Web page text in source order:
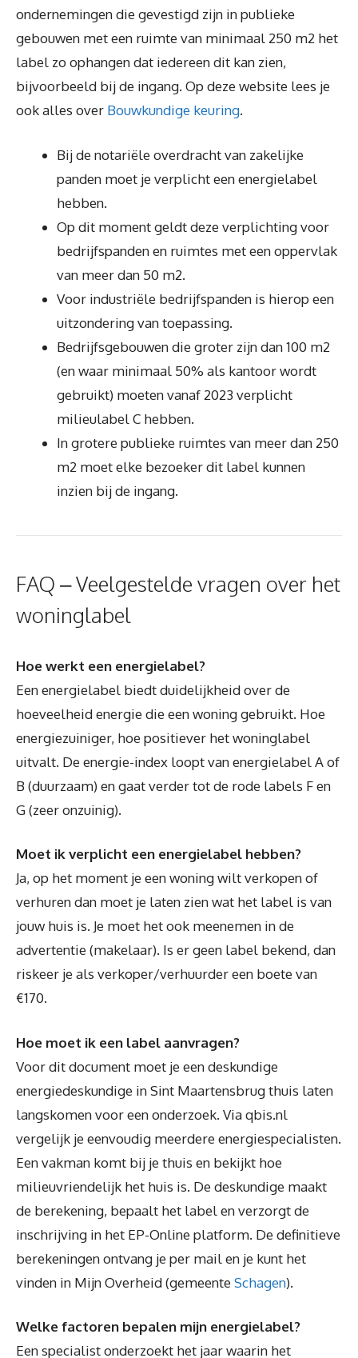
ondernemingen die gevestigd zijn in publieke
gebouwen met een ruimte van minimaal 250 m2 het
label zo ophangen dat iedereen dit kan zien,
bijvoorbeeld bij de ingang. Op deze website lees je
ook alles over Bouwkundige keuring.
Bij de notariële overdracht van zakelijke
panden moet je verplicht een energielabel
hebben.
Op dit moment geldt deze verplichting voor
bedrijfspanden en ruimtes met een oppervlak
van meer dan 50 m2.
Voor industriële bedrijfspanden is hierop een
uitzondering van toepassing.
Bedrijfsgebouwen die groter zijn dan 100 m2
(en waar minimaal 50% als kantoor wordt
gebruikt) moeten vanaf 2023 verplicht
milieulabel C hebben.
In grotere publieke ruimtes van meer dan 250
m2 moet elke bezoeker dit label kunnen
inzien bij de ingang.
FAQ – Veelgestelde vragen over het
woninglabel
Hoe werkt een energielabel?
Een energielabel biedt duidelijkheid over de
hoeveelheid energie die een woning gebruikt. Hoe
energiezuiniger, hoe positiever het woninglabel
uitvalt. De energie-index loopt van energielabel A of
B (duurzaam) en gaat verder tot de rode labels F en
G (zeer onzuinig).
Moet ik verplicht een energielabel hebben?
Ja, op het moment je een woning wilt verkopen of
verhuren dan moet je laten zien wat het label is van
jouw huis is. Je moet het ook meenemen in de
advertentie (makelaar). Is er geen label bekend, dan
riskeer je als verkoper/verhuurder een boete van
€170.
Hoe moet ik een label aanvragen?
Voor dit document moet je een deskundige
energiedeskundige in Sint Maartensbrug thuis laten
langskomen voor een onderzoek. Via qbis.nl
vergelijk je eenvoudig meerdere energiespecialisten.
Een vakman komt bij je thuis en bekijkt hoe
milieuvriendelijk het huis is. De deskundige maakt
de berekening, bepaalt het label en verzorgt de
inschrijving in het EP-Online platform. De definitieve
berekeningen ontvang je per mail en je kunt het
vinden in Mijn Overheid (gemeenteSchagen).
Welke factoren bepalen mijn energielabel?
Een specialist onderzoekt het jaar waarin het